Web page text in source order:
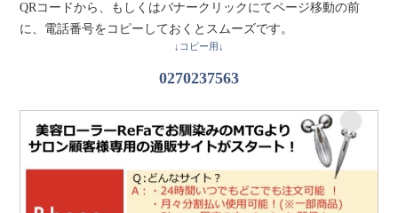
QRコードから、もしくはバナークリックにてページ移動の前
に、電話番号をコピーしておくとスムーズです。
↓コピー用↓
0270237563